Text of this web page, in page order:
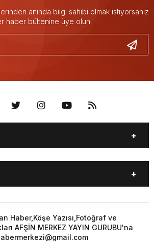
anında bilgi sahibi olmak istiyorsanız
haber bültenine üye olun.
EKONOMİ
YEREL HABERLER
…
3. SAYFA
KÜLTÜR
ÖZEL HABER
YEREL HABERLER
Haber,Köşe Yazısı,Fotoğraf ve
AFŞİN MERKEZ YAYIN GURUBU'na